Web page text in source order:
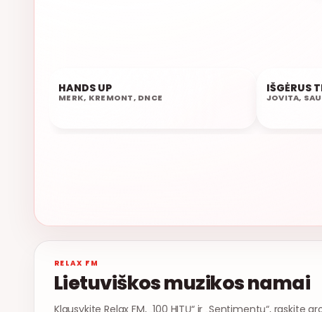
20:25
HANDS UP
MERK, KREMONT, DNCE
20:23
IŠGĖRUS
JOVITA,
RELAX FM
Lietuviškos muzikos namai
Klausykite Relax FM, „100 HITŲ“ ir „Sentimentų“,